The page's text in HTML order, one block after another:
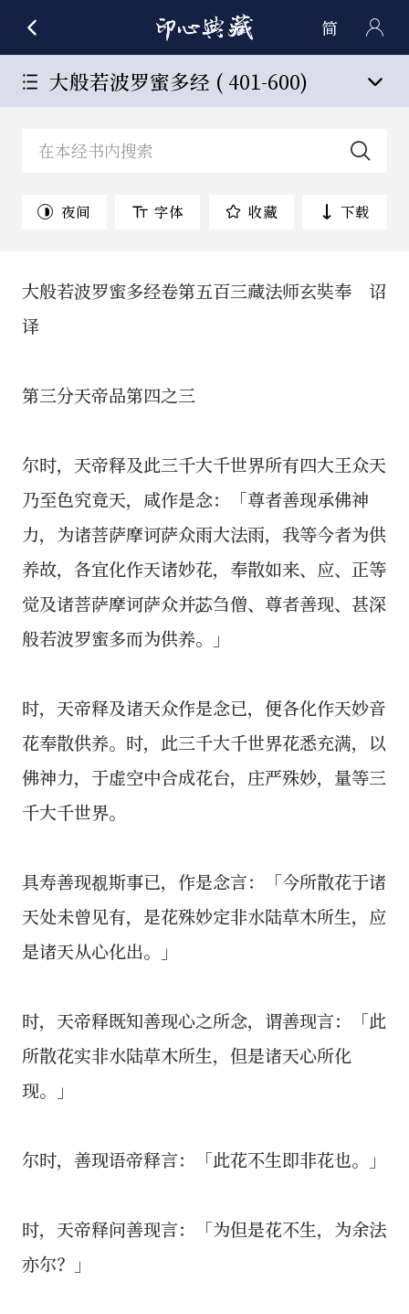
简
大般若波罗蜜多经 ( 401-600)
夜间 字体 收藏 下载
大般若波罗蜜多经卷第五百三藏法师玄奘奉 诏
译
第三分天帝品第四之三
尔时，天帝释及此三千大千世界所有四大王众天
乃至色究竟天，咸作是念：「尊者善现承佛神
力，为诸菩萨摩诃萨众雨大法雨，我等今者为供
养故，各宜化作天诸妙花，奉散如来、应、正等
觉及诸菩萨摩诃萨众并苾刍僧、尊者善现、甚深
般若波罗蜜多而为供养。」
时，天帝释及诸天众作是念已，便各化作天妙音
花奉散供养。时，此三千大千世界花悉充满，以
佛神力，于虚空中合成花台，庄严殊妙，量等三
千大千世界。
具寿善现覩斯事已，作是念言：「今所散花于诸
天处未曾见有，是花殊妙定非水陆草木所生，应
是诸天从心化出。」
时，天帝释既知善现心之所念，谓善现言：「此
所散花实非水陆草木所生，但是诸天心所化
现。」
尔时，善现语帝释言：「此花不生即非花也。」
时，天帝释问善现言：「为但是花不生，为余法
亦尔？」